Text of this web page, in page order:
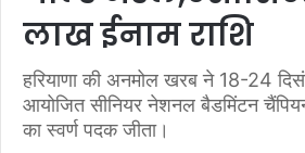
लाख ईनाम राशि
हरियाणा की अनमोल खरब ने 18-24
आयोजित सीनियर नेशनल बैडमिंटन
का स्वर्ण पदक जीता।